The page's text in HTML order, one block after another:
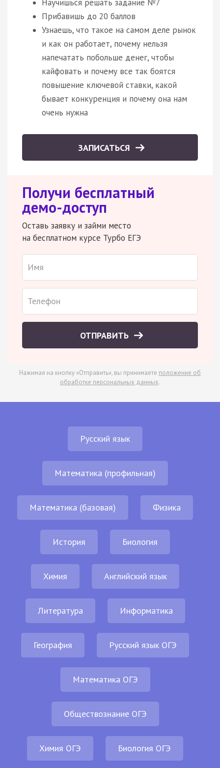
Научишься решать задание №7
Прибавишь до 20 баллов
Узнаешь, что такое на самом деле рынок
и как он работает, почему нельзя
напечатать побольше денег, чтобы
кайфовать и почему все так боятся
повышение ключевой ставки, какой
бывает конкуренция и почему она нам
очень нужна
ЗАПИСАТЬСЯ
Получи бесплатный
демо-доступ
Оставь заявку и займи место
на бесплатном курсе Турбо ЕГЭ
ОТПРАВИТЬ
Нажимая на кнопку «Отправить», вы принимаете положение об
обработке персональных данных.
Русский язык
Математика (профильная)
Математика (базовая) Физика
История Биология
Химия Английский язык
Литература Информатика
География Русский язык ОГЭ
Математика ОГЭ
Обществознание ОГЭ
Химия ОГЭ Биология ОГЭ